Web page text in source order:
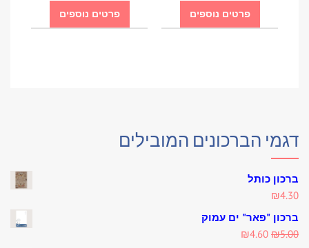
פרטים נוספים פרטים נוספים
דגמי הברכונים המובילים
ברכון כותל
₪4.30
ברכון "פאר" ים עמוק
₪5.00
Original
₪4.60